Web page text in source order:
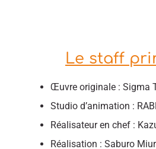
Le staff
Œuvre originale : Sigma
Studio d’animation :
Réalisateur en chef :
Réalisation : Saburo